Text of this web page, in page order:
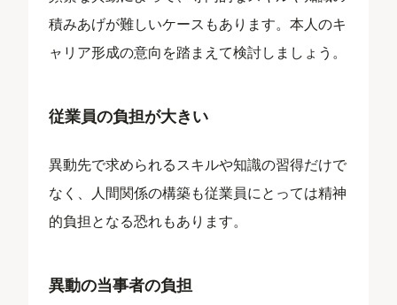
積みあげが難しいケースもあります。本人のキ
ャリア形成の意向を踏まえて検討しましょう。
従業員の負担が大きい
異動先で求められるスキルや知識の習得だけで
なく、人間関係の構築も従業員にとっては精神
的負担となる恐れもあります。
異動の当事者の負担